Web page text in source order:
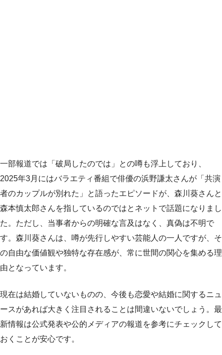
一部報道では「破局したのでは」との噂も浮上しており、
2025年3月にはバラエティ番組で俳優の浜野謙太さんが「共演
者のカップルが別れた」と語ったエピソードが、森川葵さんと
森本慎太郎さんを指しているのではとネットで話題になりまし
た。ただし、当事者からの明確な言及はなく、真偽は不明で
す。森川葵さんは、噂が先行しやすい芸能人の一人ですが、そ
の自由な価値観や独特な存在感が、常に世間の関心を集める理
由となっています。
現在は結婚していないものの、今後も恋愛や結婚に関するニュ
ースがあれば大きく注目されることは間違いないでしょう。最
新情報は公式発表や公的メディアの報道を参考にチェックして
おくことが安心です。